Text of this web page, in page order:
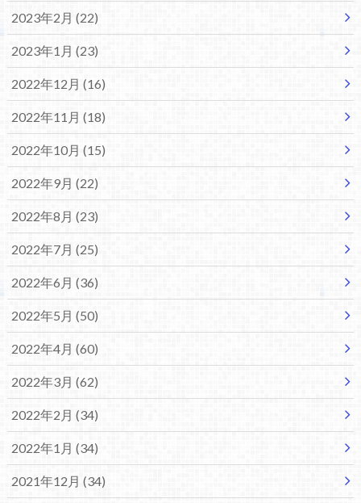
2023年2月 (22)
2023年1月 (23)
2022年12月 (16)
2022年11月 (18)
2022年10月 (15)
2022年9月 (22)
2022年8月 (23)
2022年7月 (25)
2022年6月 (36)
2022年5月 (50)
2022年4月 (60)
2022年3月 (62)
2022年2月 (34)
2022年1月 (34)
2021年12月 (34)